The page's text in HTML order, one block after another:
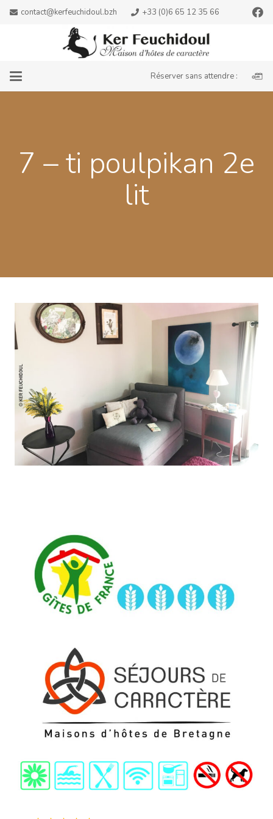
contact@kerfeuchidoul.bzh +33 (0)6 65 12 35 66
Réserver sans attendre :
7 – ti poulpikan 2e
lit